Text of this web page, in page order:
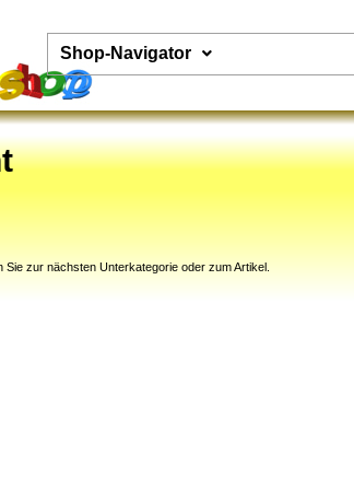
Shop-Navigator
zur nächsten Unterkategorie oder zum Artikel.